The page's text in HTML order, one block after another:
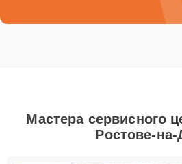
Мастера сервисного
Ростове-на-